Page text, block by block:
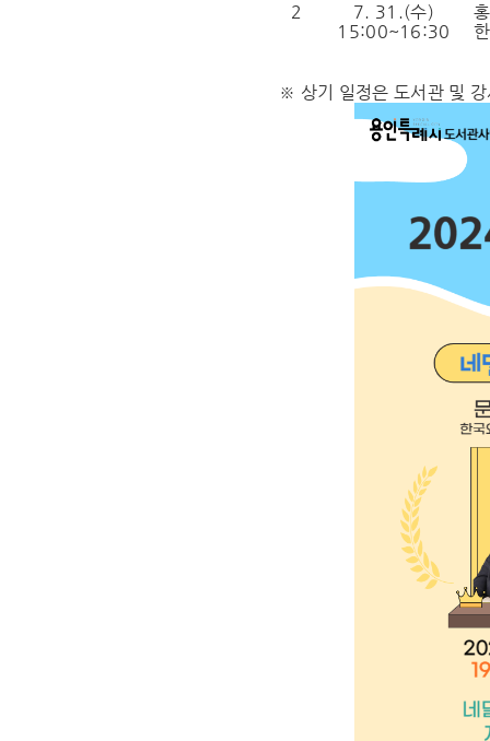
2
7. 31.(수)
15:00~16:30
※ 상기 일정은 도서관 및